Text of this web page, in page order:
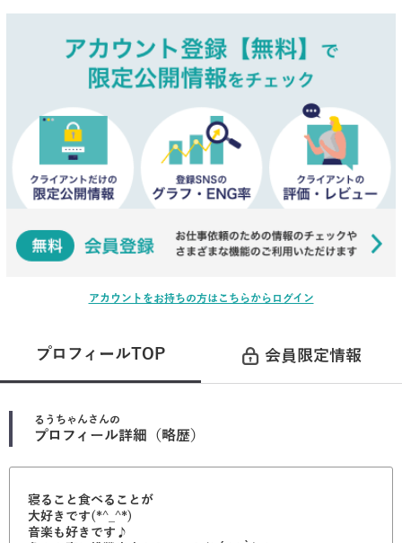
アカウントをお持ちの方はこちらからログイン
プロフィールTOP 会員限定情報
るうちゃん さんの
プロフィール詳細（略歴）
寝ること食べることが
大好きです(*^_^*)
音楽も好きです♪